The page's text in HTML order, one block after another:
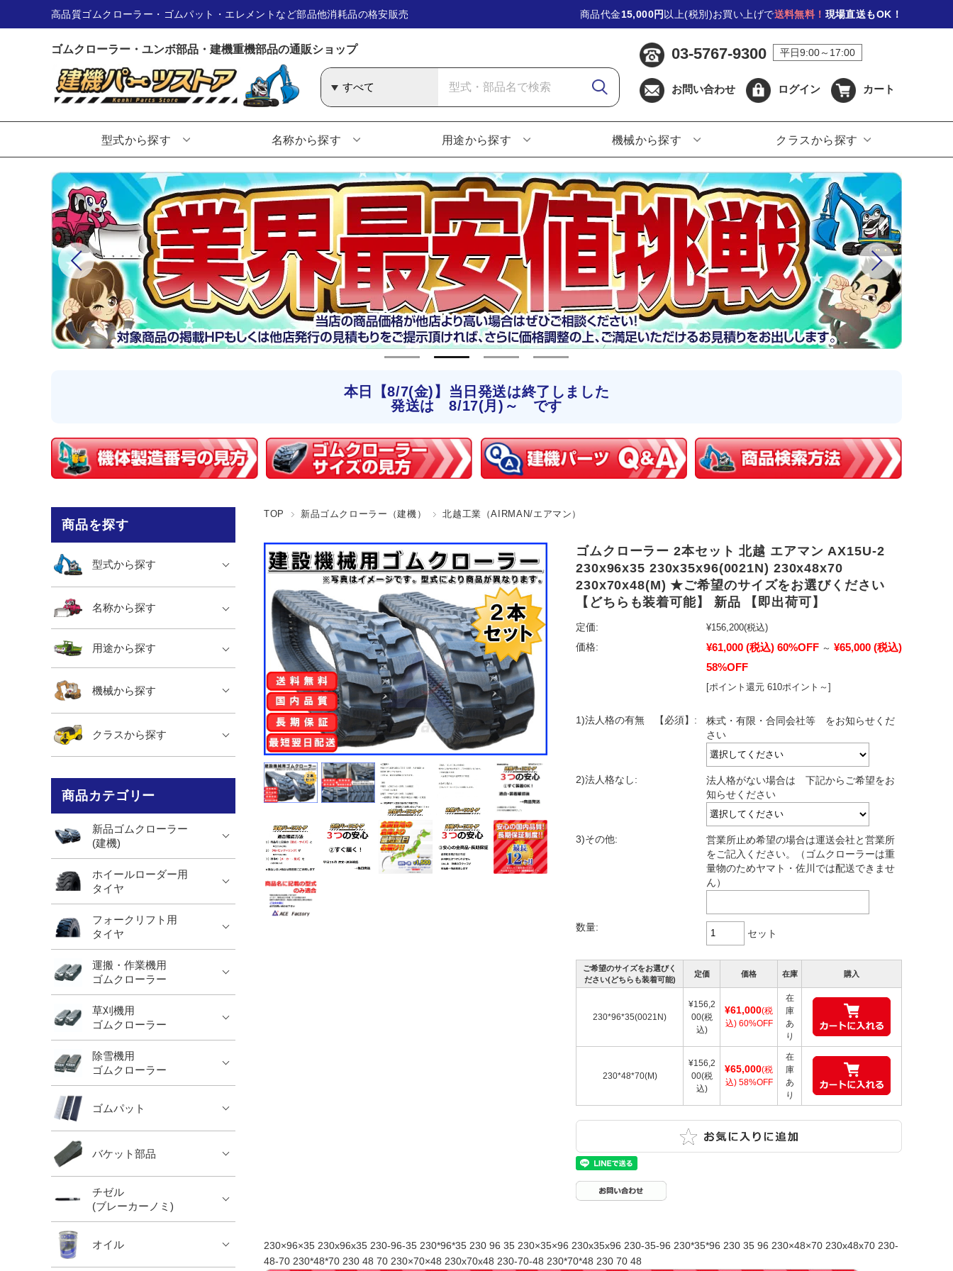
高品質ゴムクローラー・ゴムパット・エレメントなど部品他消耗品の格安販売 商品代金15,000円 以上(税別)お買い上げで送料無料！ 現場直送もOK！
ゴムクローラー・ユンボ部品・建機重機部品の通販ショップ 03-5767-9300 平日9:00～17:00
お問い合わせ ログイン カート
型式から探す 名称から探す 用途から探す 機械から探す クラスから探す
本日【8/7(金)】当日発送は終了しました
発送は 8/17(月)～ です
TOP 新品ゴムクローラー（建機） 北越工業（AIRMAN/エアマン）
ゴムクローラー 2本セット 北越 エアマン AX15U-2
230x96x35 230x35x96(0021N) 230x48x70
230x70x48(M) ★ご希望のサイズをお選びください
【どちらも装着可能】 新品 【即出荷可】
定価: ¥156,200(税込)
価格:
¥61,000 (税込) 60%OFF ～ ¥65,000 (税込)
58%OFF
[ポイント還元 610ポイント～]
1)法人格の有無 【必須】:
株式・有限・合同会社等 をお知らせくだ
さい
2)法人格なし:
法人格がない場合は 下記からご希望をお
知らせください
3)その他:
営業所止め希望の場合は運送会社と営業所
をご記入ください。（ゴムクローラーは重
量物のためヤマト・佐川では配送できませ
ん）
数量:
セット
ご希望のサイズをお選びく
ださい(どちらも装着可能)
定価 価格 在庫 購入
230*96*35(0021N)
¥156,2
00(税
込)
¥61,000(税
込) 60%OFF
在
庫
あ
り
230*48*70(M)
¥156,2
00(税
込)
¥65,000(税
込) 58%OFF
在
庫
あ
り
230×96×35 230x96x35 230-96-35 230*96*35 230 96 35 230×35×96 230x35x96 230-35-96 230*35*96 230 35 96 230×48×70 230x48x70 230-
48-70 230*48*70 230 48 70 230×70×48 230x70x48 230-70-48 230*70*48 230 70 48
商品を探す
型式から探す
名称から探す
用途から探す
機械から探す
クラスから探す
商品カテゴリー
新品ゴムクローラー
(建機)
ホイールローダー用
タイヤ
フォークリフト用
タイヤ
運搬・作業機用
ゴムクローラー
草刈機用
ゴムクローラー
除雪機用
ゴムクローラー
ゴムパット
バケット部品
チゼル
(ブレーカーノミ)
オイル